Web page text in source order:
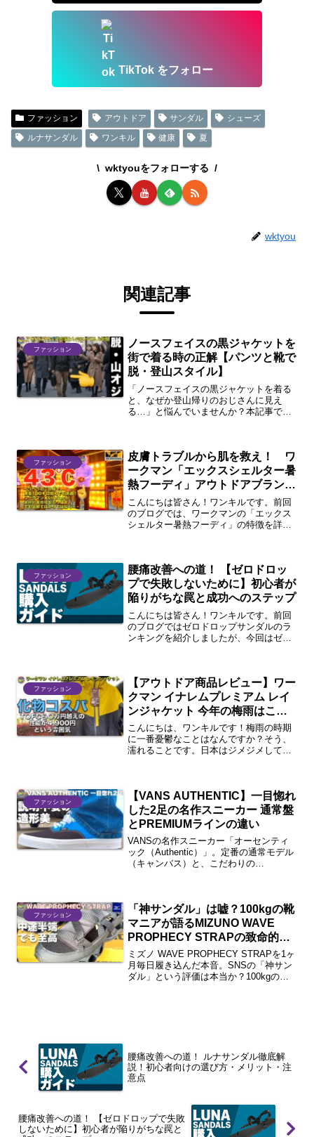
TikTok をフォロー
ファッション アウトドア サンダル
シューズ
ルナサンダル
ワンキル 健康 夏
wktyouをフォローする
wktyou
関連記事
ファッション
ノースフェイスの黒ジャケットを
街で着る時の正解【パンツと靴で
脱・登山スタイル】
「ノースフェイスの黒ジャケットを着る
と、なぜか登山帰りのおじさんに見え
る…」と悩んでいませんか？本記事で
バランスを合わせて、大人の休日コーデ
を完成させましょう！
ファッション
皮膚トラブルから肌を救え！ ワ
ークマン「エックスシェルター暑
熱フーディ」アウトドアブランド
徹底比較
こんにちは皆さん！ワンキルです。前回
のブログでは、ワークマンの「エックス
シェルター暑熱フーディ」の特徴を詳し
対策が必要なのか「暑...
ファッション
腰痛改善への道！ 【ゼロドロッ
プで失敗しないために】初心者が
陥りがちな罠と成功へのステップ
こんにちは皆さん！ワンキルです。前回
のブログではゼロドロップサンダルのラ
ンキングを紹介しましたが、今回はゼロ
使い方が変わるため、適切...
ファッション
【アウトドア商品レビュー】ワー
クマン イナレムプレミアム レイ
ンジャケット 今年の梅雨はこれ
でいい 化物コスパ WORKMAN
INAREM PREMIUM
RAINJACKET
こんにちは、ワンキルです！梅雨の時期
に一番憂鬱なことはなんですか？そう、
濡れることです。日本はジメジメしてい
らり辛い時期ともいえます...
ファッション
【VANS AUTHENTIC】一目惚れ
した2足の名作スニーカー 通常盤
とPREMIUMラインの違い
VANSの名作スニーカー「オーセンティ
ック（Authentic）」。定番の通常モデル
（キャンバス）と、こだわりの
の違いを動画付きで解説します。
ファッション
「神サンダル」は嘘？100kgの靴
マニアが語るMIZUNO WAVE
PROPHECY STRAPの致命的な
弱点と真価
ミズノ WAVE PROPHECY STRAPを1ヶ
月毎日履き込んだ本音。SNSの「神サン
ダル」という評価は本当か？100kgの靴
腰痛改善への道！ ルナサンダル徹底解
説！初心者向けの選び方・メリット・注
意点
腰痛改善への道！ 【ゼロドロップで失敗
しないために】初心者が陥りがちな罠と